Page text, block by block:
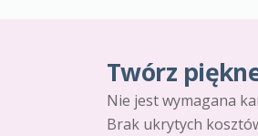
Twórz
Nie jest wymagana
Brak ukrytych